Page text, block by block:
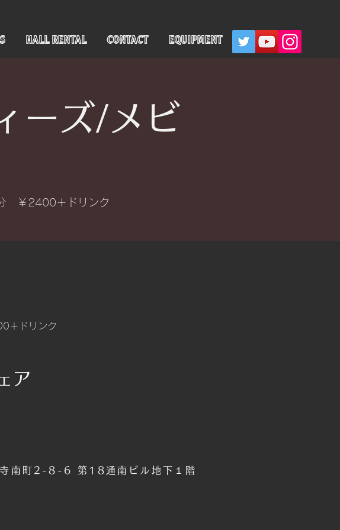
HALL RENTAL CONTACT EQUIPMENT
ーズ/メビ
￥2400＋ドリンク
ドリンク
ア
南町2-8-6 第18通南ビル地下１階